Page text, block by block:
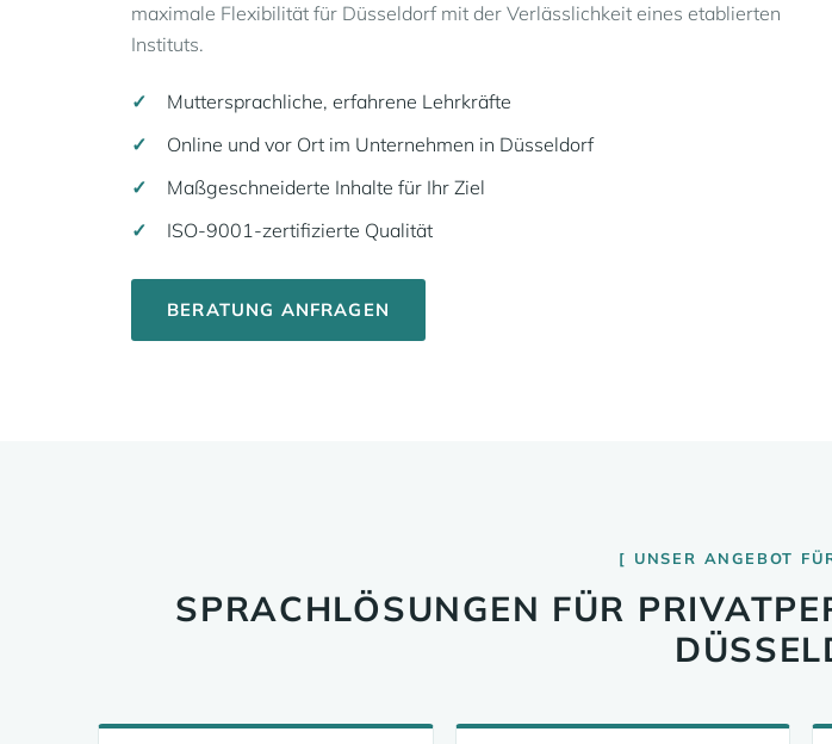
maximale Flexibilität für Düsseldorf mit der Verlässlichkeit eines etablierten
Instituts.
Muttersprachliche, erfahrene Lehrkräfte
Online und vor Ort im Unternehmen in Düsseldorf
Maßgeschneiderte Inhalte für Ihr Ziel
ISO-9001-zertifizierte Qualität
BERATUNG ANFRAGEN
UNSER ANGEBOT
SPRACHLÖSUNGEN FÜR